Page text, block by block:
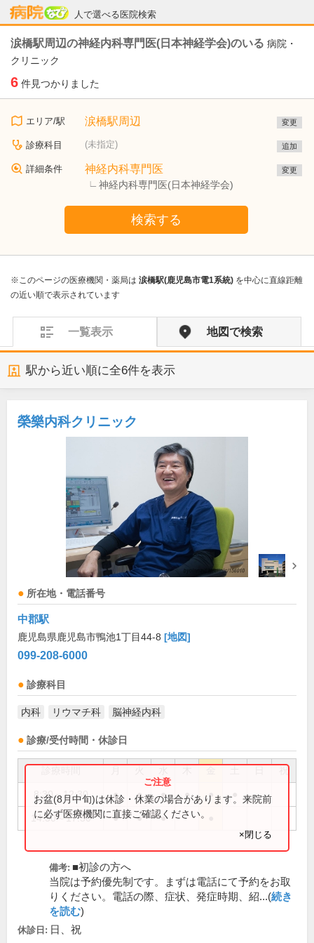
人で選べる医院検索
病院なび
涙橋駅周辺の神経内科専門医(日本神経学会)のいる 病院・
クリニック
6 件見つかりました
エリア/駅 涙橋駅周辺 変更
診療科目 (未指定) 追加
詳細条件 神経内科専門医
神経内科専門医(日本神経学会)
変更
検索する
※このページの医療機関・薬局は 涙橋駅(鹿児島市電1系統) を中心に直線距離
の近い順で表示されています
一覧表示 地図で検索
駅から近い順に全6件を表示
榮樂内科クリニック
所在地・電話番号
中郡駅
鹿児島県鹿児島市鴨池1丁目44-8 [地図]
099-208-6000
診療科目
内科 リウマチ科 脳神経内科
診療/受付時間・休診日
祝
8:30～12:30 ● ● ● ● ●
14:30～17:30 ● ● ●
お盆(8月中旬)は休診・休業の場合があります。来院前
に必ず医療機関に直接ご確認ください。
×閉じる
備考: ■初診の方へ
当院は予約優先制です。まずは電話にて予約をお取
りください。電話の際、症状、発症時期、紹...(続き
を読む)
休診日: 日、祝